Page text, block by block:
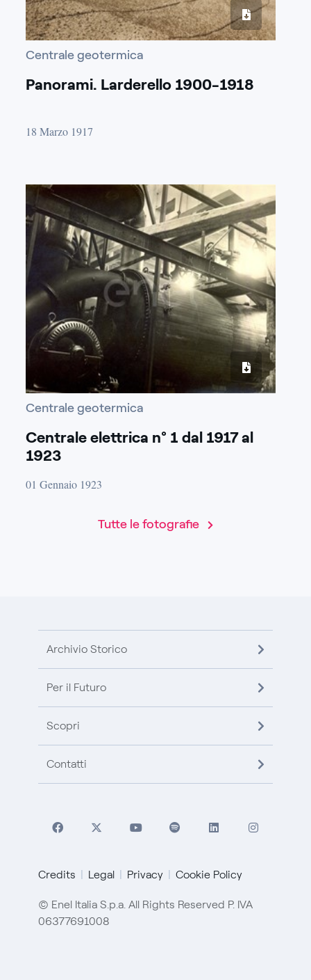
Centrale geotermica
Panorami. Larderello 1900-1918
18 Marzo 1917
Centrale geotermica
Centrale elettrica n° 1 dal 1917 al
1923
01 Gennaio 1923
Tutte le fotografie
Archivio Storico
Per il Futuro
Scopri
Contatti
Credits Legal Privacy Cookie Policy
© Enel Italia S.p.a. All Rights Reserved P. IVA
06377691008